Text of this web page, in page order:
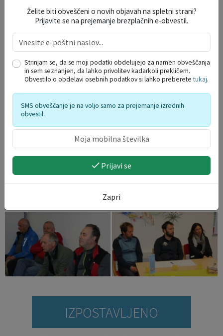
IZPOSTAVLJENO
Želite biti obveščeni o novih objavah na spletni strani?
Prijavite se na prejemanje brezplačnih e-obvestil.
Strinjam se, da se moji podatki obdelujejo za namen obveščanja
in sem seznanjen, da lahko privolitev kadarkoli prekličem.
Obvestilo o obdelavi osebnih podatkov si lahko preberetetukaj.
SMS obveščanje je na voljo samo za prejemanje izrednih
obvestil.
Prijavi se
Zapri